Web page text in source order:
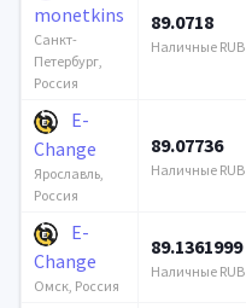
monetkins
Санкт-
Петербург,
Россия
89.0718
Наличные RUB
E-
Change
Ярославль,
Россия
89.07736
Наличные RUB
E-
Change
Омск, Россия
89.1361999
Наличные RUB